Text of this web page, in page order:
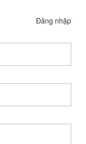
Đăng nhập